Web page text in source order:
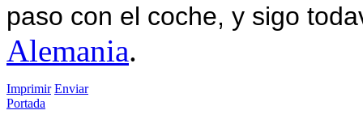
paso con el coche, y sigo
Alemania.
Imprimir Enviar
Portada